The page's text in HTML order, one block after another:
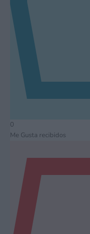
0
Me Gusta recibidos